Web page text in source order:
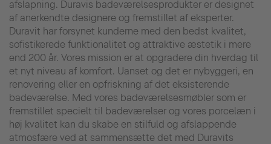
afslapning. Duravis badeværelsesprodukter er designet
af anerkendte designere og fremstillet af eksperter.
Duravit har forsynet kunderne med den bedst kvalitet,
sofistikerede funktionalitet og attraktive æstetik i mere
end 200 år. Vores mission er at opgradere din hverdag til
et nyt niveau af komfort. Uanset og det er nybyggeri, en
renovering eller en opfriskning af det eksisterende
badeværelse. Med vores badeværelsesmøbler som er
fremstillet specielt til badeværelser og vores porcelæn i
høj kvalitet kan du skabe en stilfuld og afslappende
atmosfære ved at sammensætte det med Duravits